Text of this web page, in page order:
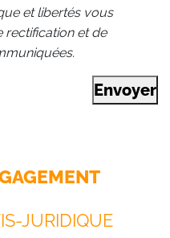
et libertés vous
rectification et de
Envoyer
JURIDIQUE